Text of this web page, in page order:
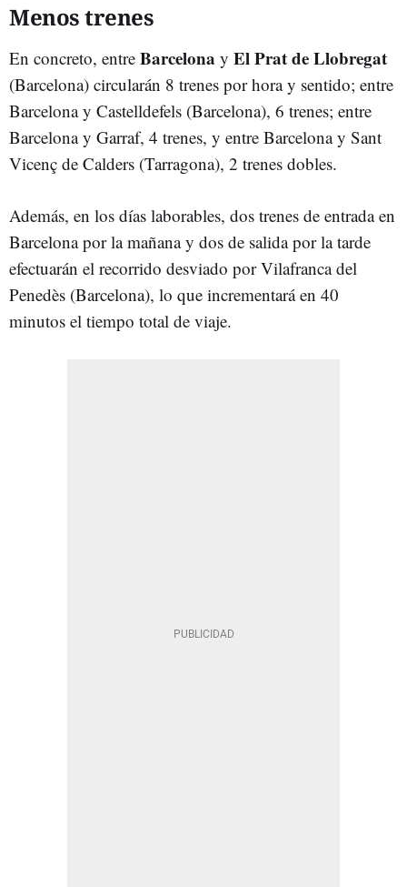
Menos trenes
En concreto, entre Barcelona y El Prat de Llobregat
(Barcelona) circularán 8 trenes por hora y sentido; entre
Barcelona y Castelldefels (Barcelona), 6 trenes; entre
Barcelona y Garraf, 4 trenes, y entre Barcelona y Sant
Vicenç de Calders (Tarragona), 2 trenes dobles.
Además, en los días laborables, dos trenes de entrada en
Barcelona por la mañana y dos de salida por la tarde
efectuarán el recorrido desviado por Vilafranca del
Penedès (Barcelona), lo que incrementará en 40
minutos el tiempo total de viaje.